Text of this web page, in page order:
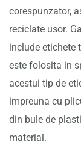
corespunzator,
reciclate usor.
include etichete
este folosita in
acestui tip de
impreuna cu
din bule de
material.